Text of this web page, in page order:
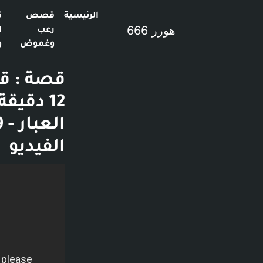
هورر 666
الرئيسية
قصص
رعب
وغموض
قصة :
الفيديو